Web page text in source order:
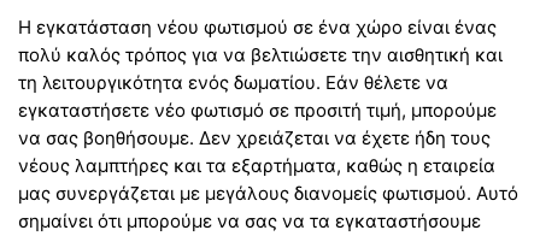
Η εγκατάσταση νέου φωτισμού σε ένα χώρο είναι ένας
πολύ καλός τρόπος για να βελτιώσετε την αισθητική και
τη λειτουργικότητα ενός δωματίου. Εάν θέλετε να
εγκαταστήσετε νέο φωτισμό σε προσιτή τιμή, μπορούμε
να σας βοηθήσουμε. Δεν χρειάζεται να έχετε ήδη τους
νέους λαμπτήρες και τα εξαρτήματα, καθώς η εταιρεία
μας συνεργάζεται με μεγάλους διανομείς φωτισμού. Αυτό
σημαίνει ότι μπορούμε να σας να τα εγκαταστήσουμε